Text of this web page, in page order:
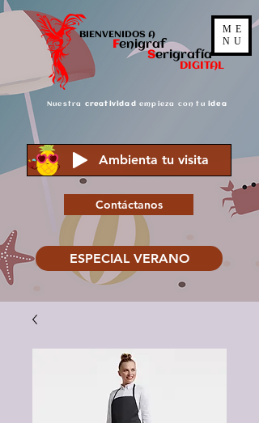
BIENVENIDOS A
Fenigraf
Serigrafía
DIGITAL
Nuestra creatividad empieza con tu idea
Ambienta tu visita
Contáctanos
ESPECIAL VERANO
ME
NU